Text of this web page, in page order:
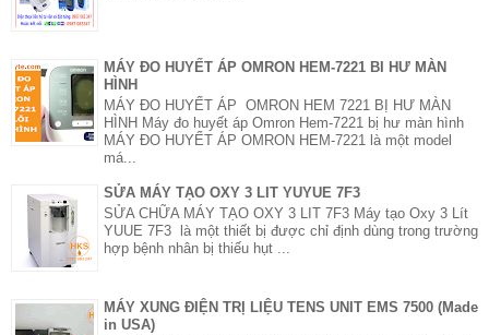
MÁY ĐO HUYẾT ÁP OMRON HEM-7221 BI HƯ MÀN
HÌNH
MÁY ĐO HUYẾT ÁP OMRON HEM 7221 BỊ HƯ MÀN
HÌNH Máy đo huyết áp Omron Hem-7221 bị hư màn hình
MÁY ĐO HUYẾT ÁP OMRON HEM-7221 là một model
má...
SỬA MÁY TẠO OXY 3 LIT YUYUE 7F3
SỬA CHỮA MÁY TẠO OXY 3 LIT 7F3 Máy tạo Oxy 3 Lít
YUUE 7F3 là một thiết bị được chỉ định dùng trong trường
hợp bệnh nhân bị thiếu hụt ...
MÁY XUNG ĐIỆN TRỊ LIỆU TENS UNIT EMS 7500 (Made
in USA)